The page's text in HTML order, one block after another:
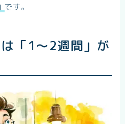
です。
「1〜2週間」が